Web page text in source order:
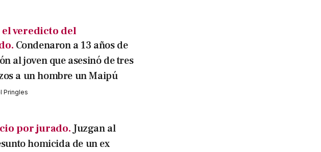
el veredicto del
Condenaron a 13 años de
al joven que asesinó de tres
a un hombre un Maipú
Pringles
por jurado. Juzgan al
homicida de un ex